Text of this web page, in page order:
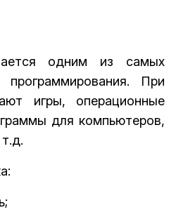
одним из самых
программирования. При
игры, операционные
для компьютеров,